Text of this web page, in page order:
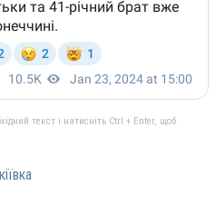
текст і натисніть Ctrl + Enter, щоб